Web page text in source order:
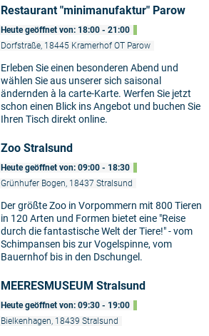
Restaurant "minimanufaktur" Parow
Heute geöffnet von: 18:00 - 21:00
Dorfstraße, 18445 Kramerhof OT Parow
Erleben Sie einen besonderen Abend und
wählen Sie aus unserer sich saisonal
ändernden à la carte-Karte. Werfen Sie jetzt
schon einen Blick ins Angebot und buchen Sie
Ihren Tisch direkt online.
Zoo Stralsund
Heute geöffnet von: 09:00 - 18:30
Grünhufer Bogen, 18437 Stralsund
Der größte Zoo in Vorpommern mit 800 Tieren
in 120 Arten und Formen bietet eine "Reise
durch die fantastische Welt der Tiere!" - vom
Schimpansen bis zur Vogelspinne, vom
Bauernhof bis in den Dschungel.
MEERESMUSEUM Stralsund
Heute geöffnet von: 09:30 - 19:00
Bielkenhagen, 18439 Stralsund